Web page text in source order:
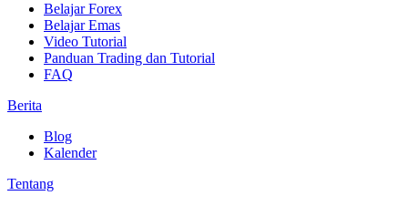
Belajar Forex
Belajar Emas
Video Tutorial
Panduan Trading dan Tutorial
FAQ
Berita
Blog
Kalender
Tentang